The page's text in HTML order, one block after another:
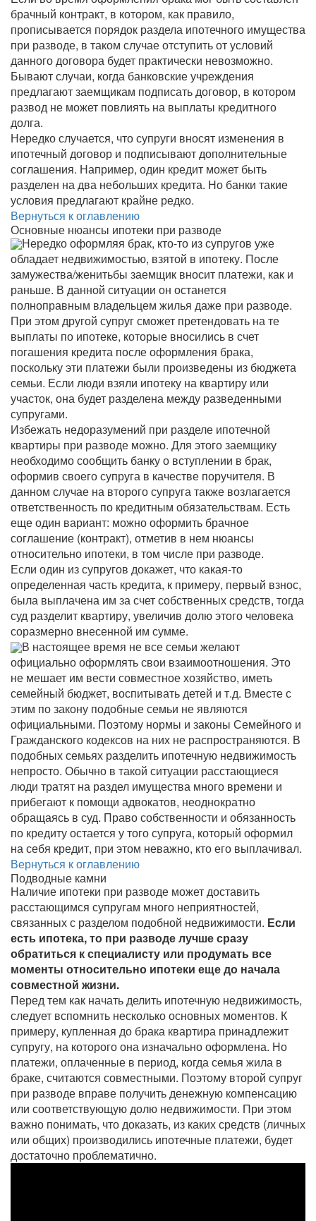
брачный контракт, в котором, как правило,
прописывается порядок раздела ипотечного имущества
при разводе, в таком случае отступить от условий
данного договора будет практически невозможно.
Бывают случаи, когда банковские учреждения
предлагают заемщикам подписать договор, в котором
развод не может повлиять на выплаты кредитного
долга.
Нередко случается, что супруги вносят изменения в
ипотечный договор и подписывают дополнительные
соглашения. Например, один кредит может быть
разделен на два небольших кредита. Но банки такие
условия предлагают крайне редко.
Вернуться к оглавлению
Основные нюансы ипотеки при разводе
Нередко оформляя брак, кто-то из супругов уже
обладает недвижимостью, взятой в ипотеку. После
замужества/женитьбы заемщик вносит платежи, как и
раньше. В данной ситуации он останется
полноправным владельцем жилья даже при разводе.
При этом другой супруг сможет претендовать на те
выплаты по ипотеке, которые вносились в счет
погашения кредита после оформления брака,
поскольку эти платежи были произведены из бюджета
семьи. Если люди взяли ипотеку на квартиру или
участок, она будет разделена между разведенными
супругами.
Избежать недоразумений при разделе ипотечной
квартиры при разводе можно. Для этого заемщику
необходимо сообщить банку о вступлении в брак,
оформив своего супруга в качестве поручителя. В
данном случае на второго супруга также возлагается
ответственность по кредитным обязательствам. Есть
еще один вариант: можно оформить брачное
соглашение (контракт), отметив в нем нюансы
относительно ипотеки, в том числе при разводе.
Если один из супругов докажет, что какая-то
определенная часть кредита, к примеру, первый взнос,
была выплачена им за счет собственных средств, тогда
суд разделит квартиру, увеличив долю этого человека
соразмерно внесенной им сумме.
В настоящее время не все семьи желают
официально оформлять свои взаимоотношения. Это
не мешает им вести совместное хозяйство, иметь
семейный бюджет, воспитывать детей и т.д. Вместе с
этим по закону подобные семьи не являются
официальными. Поэтому нормы и законы Семейного и
Гражданского кодексов на них не распространяются. В
подобных семьях разделить ипотечную недвижимость
непросто. Обычно в такой ситуации расстающиеся
люди тратят на раздел имущества много времени и
прибегают к помощи адвокатов, неоднократно
обращаясь в суд. Право собственности и обязанность
по кредиту остается у того супруга, который оформил
на себя кредит, при этом неважно, кто его выплачивал.
Вернуться к оглавлению
Подводные камни
Наличие ипотеки при разводе может доставить
расстающимся супругам много неприятностей,
связанных с разделом подобной недвижимости. Если
есть ипотека, то при разводе лучше сразу
обратиться к специалисту или продумать все
моменты относительно ипотеки еще до начала
совместной жизни.
Перед тем как начать делить ипотечную недвижимость,
следует вспомнить несколько основных моментов. К
примеру, купленная до брака квартира принадлежит
супругу, на которого она изначально оформлена. Но
платежи, оплаченные в период, когда семья жила в
браке, считаются совместными. Поэтому второй супруг
при разводе вправе получить денежную компенсацию
или соответствующую долю недвижимости. При этом
важно понимать, что доказать, из каких средств (личных
или общих) производились ипотечные платежи, будет
достаточно проблематично.